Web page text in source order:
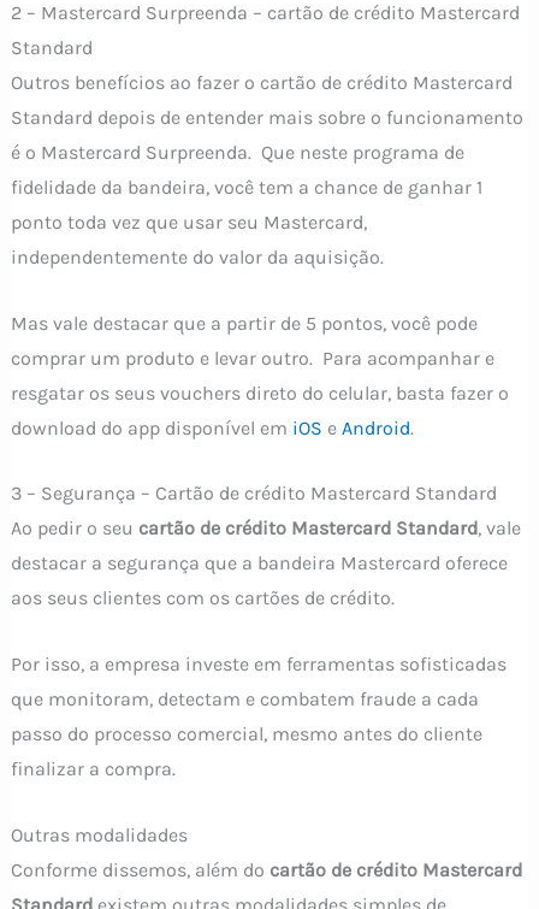
2 – Mastercard Surpreenda – cartão de crédito Mastercard
Standard
Outros benefícios ao fazer o cartão de crédito Mastercard
Standard depois de entender mais sobre o funcionamento
é o Mastercard Surpreenda. Que neste programa de
fidelidade da bandeira, você tem a chance de ganhar 1
ponto toda vez que usar seu Mastercard,
independentemente do valor da aquisição.
Mas vale destacar que a partir de 5 pontos, você pode
comprar um produto e levar outro. Para acompanhar e
resgatar os seus vouchers direto do celular, basta fazer o
download do app disponível em iOS e Android.
3 – Segurança – Cartão de crédito Mastercard Standard
Ao pedir o seu cartão de crédito Mastercard Standard, vale
destacar a segurança que a bandeira Mastercard oferece
aos seus clientes com os cartões de crédito.
Por isso, a empresa investe em ferramentas sofisticadas
que monitoram, detectam e combatem fraude a cada
passo do processo comercial, mesmo antes do cliente
finalizar a compra.
Outras modalidades
Conforme dissemos, além do cartão de crédito Mastercard
Standardexistem outras modalidades simples de